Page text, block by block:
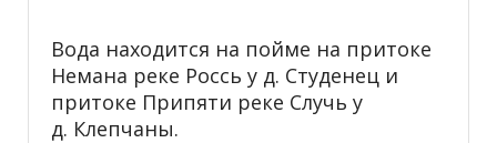
Вода находится на пойме на притоке
Немана реке Россь у д. Студенец и
притоке Припяти реке Случь у
д. Клепчаны.